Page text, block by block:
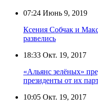
07:24 Июнь 9, 2019
Ксения Собчак и
развелись
18:33 Окт. 19, 2017
«Альянс зелёных»
президенты от их
10:05 Окт. 19, 2017